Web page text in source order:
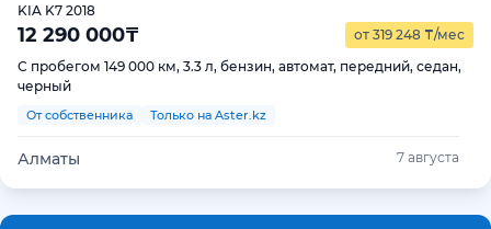
KIA K7 2018
12 290 000₸ от 319 248 ₸/мес
С пробегом 149 000 км, 3.3 л, бензин, автомат, передний, седан,
черный
От собственника Только на Aster.kz
Алматы 7 августа